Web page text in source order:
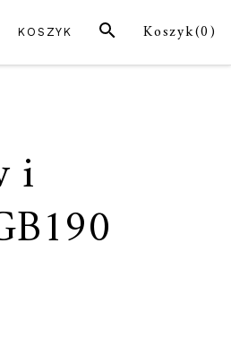
Koszyk(0)
SZUKAJ
KOSZYK
i